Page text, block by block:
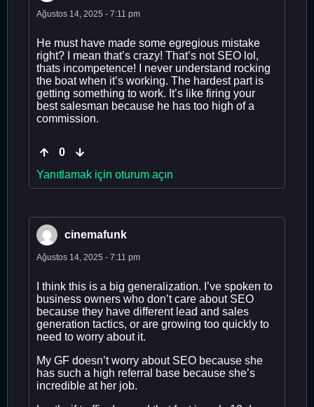
Ağustos 14, 2025 - 7:11 pm
He must have made some egregious mistake
right? I mean that’s crazy! That’s not SEO lol,
thats incompetence! I never understand rocking
the boat when it’s working. The hardest part is
getting something to work. It’s like firing your
best salesman because he has too high of a
commission.
0
Yanıtlamak için oturum açın
cinemafunk
Ağustos 14, 2025 - 7:11 pm
I think this is a big generalization. I’ve spoken to
business owners who don’t care about SEO
because they have different lead and sales
generation tactics, or are growing too quickly to
need to worry about it.
My GF doesn’t worry about SEO because she
has such a high referral base because she’s
incredible at her job.